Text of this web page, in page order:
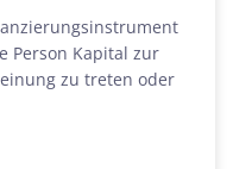
Person Kapital zur
zu treten oder